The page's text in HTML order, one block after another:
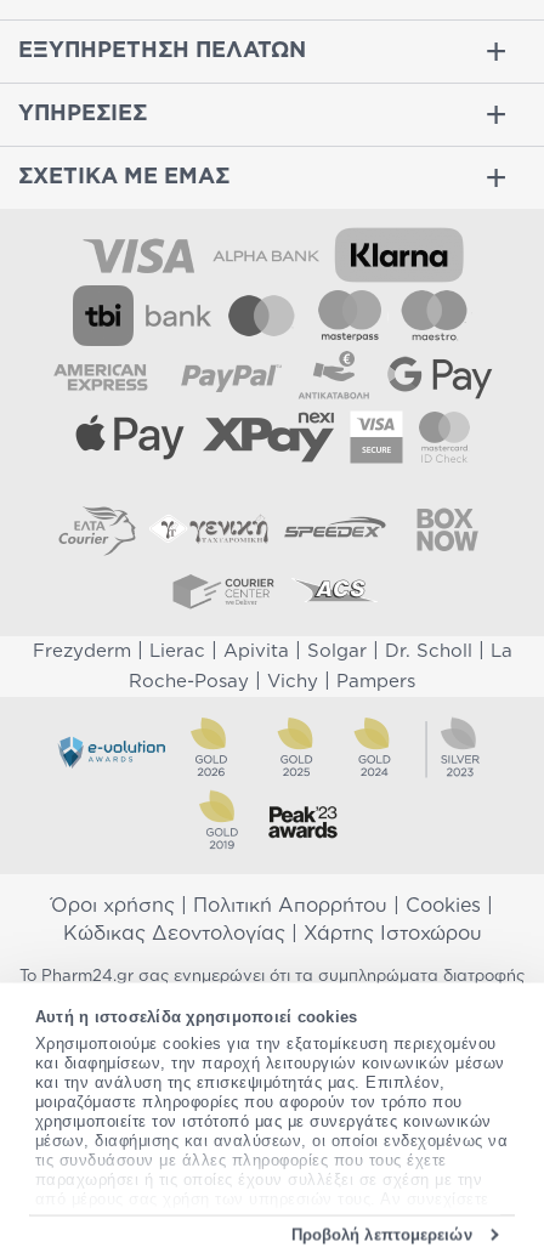
Αυτή η ιστοσελίδα χρησιμοποιεί cookies
Χρησιμοποιούμε cookies για την εξατομίκευση περιεχομένου
και διαφημίσεων, την παροχή λειτουργιών κοινωνικών μέσων
και την ανάλυση της επισκεψιμότητάς μας. Επιπλέον,
μοιραζόμαστε πληροφορίες που αφορούν τον τρόπο που
χρησιμοποιείτε τον ιστότοπό μας με συνεργάτες κοινωνικών
μέσων, διαφήμισης και αναλύσεων, οι οποίοι ενδεχομένως να
τις συνδυάσουν με άλλες πληροφορίες που τους έχετε
παραχωρήσει ή τις οποίες έχουν συλλέξει σε σχέση με την
Προβολή λεπτομερειών
ΕΞΥΠΗΡΕΤΗΣΗ ΠΕΛΑΤΩΝ
ΥΠΗΡΕΣΙΕΣ
ΣΧΕΤΙΚΑ ΜΕ ΕΜΑΣ
Frezyderm Lierac Apivita Solgar| Dr. Scholl
La
Roche-Posay
Vichy Pampers
Όροι χρήσης Πολιτική Απορρήτου Cookies
Κώδικας Δεοντολογίας| Χάρτης Ιστοχώρου
Το Pharm24.gr σας ενημερώνει ότι τα συμπληρώματα διατροφής
προορίζονται για την πρόληψη, αγωγή ή θεραπεία ανθρώπινης
νόσου. Συμβουλευτείτε τον γιατρό σας εάν είστε έγκυος,
θηλάζετε, ακολουθείτε παράλληλα φαρμακευτική αγωγή ή
αντιμετωπίζετε προβλήματα υγείας πριν χρησιμοποιήσετε
οποιοδήποτε συμπλήρωμα διατροφής. Προσπαθούμε διαρκώς να
σας παρέχουμε ακριβείς και έγκυρες πληροφορίες. Σε περίπτωση
που έχετε κάποια ερώτηση ή παρατήρηση σχετικά με αυτές,
παρακαλώεπικοινωνήστε μαζί μας.
2012-2026 - All rights Reserved •